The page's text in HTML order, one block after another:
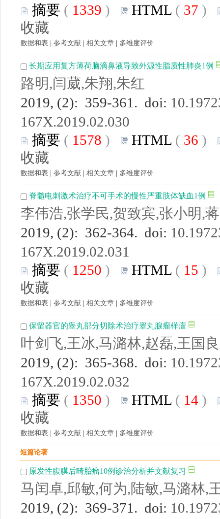
摘要 ( 1339 ) HTML ( 37 )
收藏
数据和表 参考文献 相关文章 多维度评价
长期应用复方薄荷脑滴鼻液导致外源性脂质性肺炎1例
路明,闫葳,朱翔,朱红
2019, (2): 359-361. doi:
167X.2019.02.030
摘要 ( 1578 ) HTML ( 36 )
收藏
数据和表 参考文献 相关文章 多维度评价
脊髓电刺激术治疗不可手术的慢性严重肢体缺血1例
李伟浩,张学民,贺致宾,张小明,
2019, (2): 362-364. doi:
167X.2019.02.031
摘要 ( 1250 ) HTML ( 15 )
收藏
数据和表 参考文献 相关文章 多维度评价
保留器官的睾丸部分切除术治疗睾丸腺瘤样瘤
叶剑飞,王冰,马潞林,赵磊,王国
2019, (2): 365-368. doi:
167X.2019.02.032
摘要 ( 1350 ) HTML ( 14 )
收藏
数据和表 参考文献 相关文章 多维度评价
短篇论著
原发性腹膜后畸胎瘤10例诊治分析并文献复习
马闰卓,邱敏,何为,陆敏,马潞林,
2019, (2): 369-371. doi: